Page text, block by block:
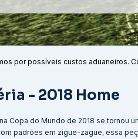
por possíveis custos aduaneiros.
- 2018 Home
Copa do Mundo de 2018 se
padrões em zigue-zague, essa